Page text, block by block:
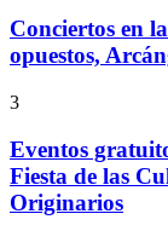
Conciertos en
opuestos,
3
Eventos
Fiesta de las
Originarios